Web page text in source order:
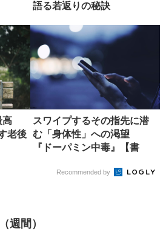
語る若返りの秘訣
高
老後
スワイプするその指先に潜
む「身体性」への渇望
『ドーパミン中毒』【書
Recommended by
週間）